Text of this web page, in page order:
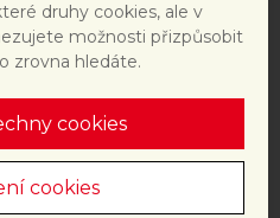
druhy cookies, ale v
možnosti přizpůsobit
zrovna hledáte.
cookies
cookies
dat
cookies
a platízásady ochrany
společnosti Google.